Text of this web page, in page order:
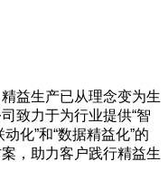
益生产已从理念变为生
致力于为行业提供“智
化”和“数据精益化”的
，助力客户践行精益生